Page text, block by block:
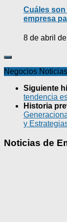
Cuáles
empresa
8 de abril
Negocios
Siguiente
tendencia
Historia
y
Noticias de